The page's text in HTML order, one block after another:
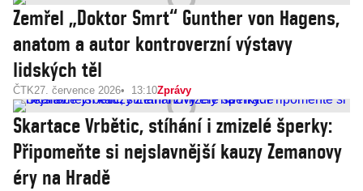
Zemřel „Doktor Smrt“ Gunther von Hagens,
anatom a autor kontroverzní výstavy
lidských těl
ČTK27. července 2026 13:10Zprávy
Skartace Vrbětic, stíhání i zmizelé šperky:
Připomeňte si nejslavnější kauzy Zemanovy
éry na Hradě